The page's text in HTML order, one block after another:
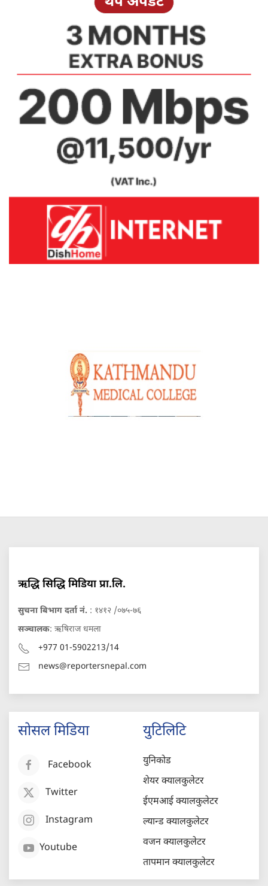
ऋद्धि सिद्धि मिडिया प्रा.लि.
सुचना बिभाग दर्ता नं. : १४१२ /०७५-७६
सञ्चालक: ऋषिराज धमला
+977 01-5902213/14
news@reportersnepal.com
सोसल मिडिया
Facebook
Twitter
Instagram
Youtube
युटिलिटि
युनिकोड
शेयर क्यालकुलेटर
ईएमआई क्यालकुलेटर
ल्यान्ड क्यालकुलेटर
वजन क्यालकुलेटर
तापमान क्यालकुलेटर